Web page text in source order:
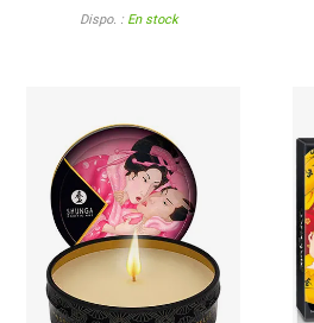
Dispo. : En stock